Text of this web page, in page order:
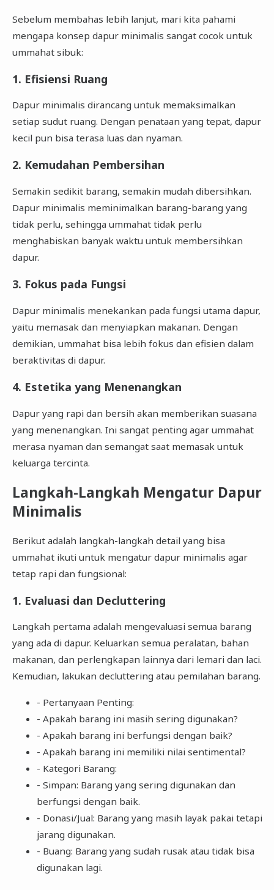
Sebelum membahas lebih lanjut, mari kita pahami
mengapa konsep dapur minimalis sangat cocok untuk
ummahat sibuk:
1. Efisiensi Ruang
Dapur minimalis dirancang untuk memaksimalkan
setiap sudut ruang. Dengan penataan yang tepat, dapur
kecil pun bisa terasa luas dan nyaman.
2. Kemudahan Pembersihan
Semakin sedikit barang, semakin mudah dibersihkan.
Dapur minimalis meminimalkan barang-barang yang
tidak perlu, sehingga ummahat tidak perlu
menghabiskan banyak waktu untuk membersihkan
dapur.
3. Fokus pada Fungsi
Dapur minimalis menekankan pada fungsi utama dapur,
yaitu memasak dan menyiapkan makanan. Dengan
demikian, ummahat bisa lebih fokus dan efisien dalam
beraktivitas di dapur.
4. Estetika yang Menenangkan
Dapur yang rapi dan bersih akan memberikan suasana
yang menenangkan. Ini sangat penting agar ummahat
merasa nyaman dan semangat saat memasak untuk
keluarga tercinta.
Langkah-Langkah Mengatur Dapur
Minimalis
Berikut adalah langkah-langkah detail yang bisa
ummahat ikuti untuk mengatur dapur minimalis agar
tetap rapi dan fungsional:
1. Evaluasi dan Decluttering
Langkah pertama adalah mengevaluasi semua barang
yang ada di dapur. Keluarkan semua peralatan, bahan
makanan, dan perlengkapan lainnya dari lemari dan laci.
Kemudian, lakukan decluttering atau pemilahan barang.
- Pertanyaan Penting:
- Apakah barang ini masih sering digunakan?
- Apakah barang ini berfungsi dengan baik?
- Apakah barang ini memiliki nilai sentimental?
- Kategori Barang:
- Simpan: Barang yang sering digunakan dan
berfungsi dengan baik.
- Donasi/Jual: Barang yang masih layak pakai tetapi
jarang digunakan.
- Buang: Barang yang sudah rusak atau tidak bisa
digunakan lagi.